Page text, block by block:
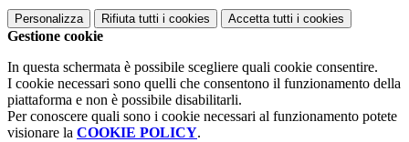
Personalizza Rifiuta tutti i cookies Accetta tutti i cookies
Gestione cookie
In questa schermata è possibile scegliere quali cookie consentire.
I cookie necessari sono quelli che consentono il funzionamento della
piattaforma e non è possibile disabilitarli.
Per conoscere quali sono i cookie necessari al funzionamento potete
visionare la COOKIE POLICY.